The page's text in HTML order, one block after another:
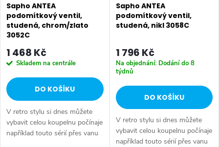
Sapho ANTEA
podomítkový ventil,
studená, chrom/zlato
3052C
1 468 Kč
Skladem na centrále
DO KOŠÍKU
V retro stylu si dnes můžete
vybavit celou koupelnu počínaje
například touto sérií přes vanu
Sapho ANTEA
podomítkový ventil,
studená, nikl 3058C
1 796 Kč
Na objednání: Dodání do 8
týdnů
DO KOŠÍKU
V retro stylu si dnes můžete
vybavit celou koupelnu počínaje
například touto sérií přes vanu